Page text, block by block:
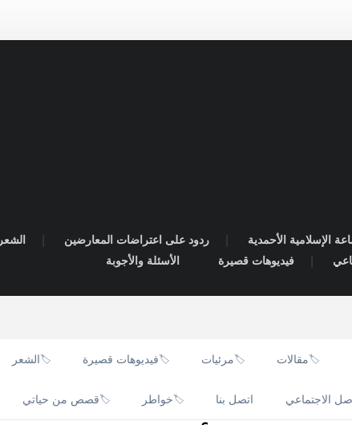
الإسلامية الأحمدية ردود على اعتراضات المعارضين الشعر
فيديوهات قصيرة الأسئلة والأجوبة
🏷️مقالات 🏷️مرئيات 🏷️فيديوهات قصيرة 🏷️الشعر
الاجتماعي اتصل بنا 🏷️خواطر 🏷️قصص من حياتي